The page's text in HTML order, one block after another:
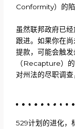
Conformity）的陷
虽然联邦政府已
跟进。如果你在
提款，可能会触
（Recapture）
对州法的尽职调
529计划的进化，